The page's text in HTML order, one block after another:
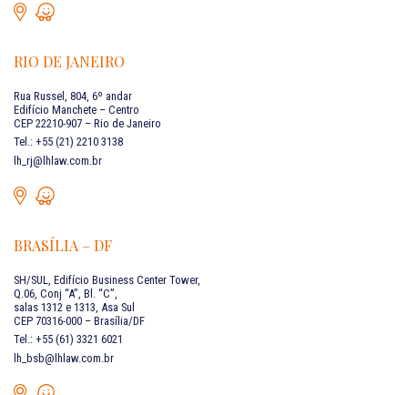
RIO DE JANEIRO
Rua Russel, 804, 6º andar
Edifício Manchete – Centro
CEP 22210-907 – Rio de Janeiro
Tel.: +55 (21) 2210 3138
lh_rj@lhlaw.com.br
BRASÍLIA – DF
SH/SUL, Edifício Business Center Tower,
Q.06, Conj “A”, Bl. “C”,
salas 1312 e 1313, Asa Sul
CEP 70316-000 – Brasília/DF
Tel.: +55 (61) 3321 6021
lh_bsb@lhlaw.com.br